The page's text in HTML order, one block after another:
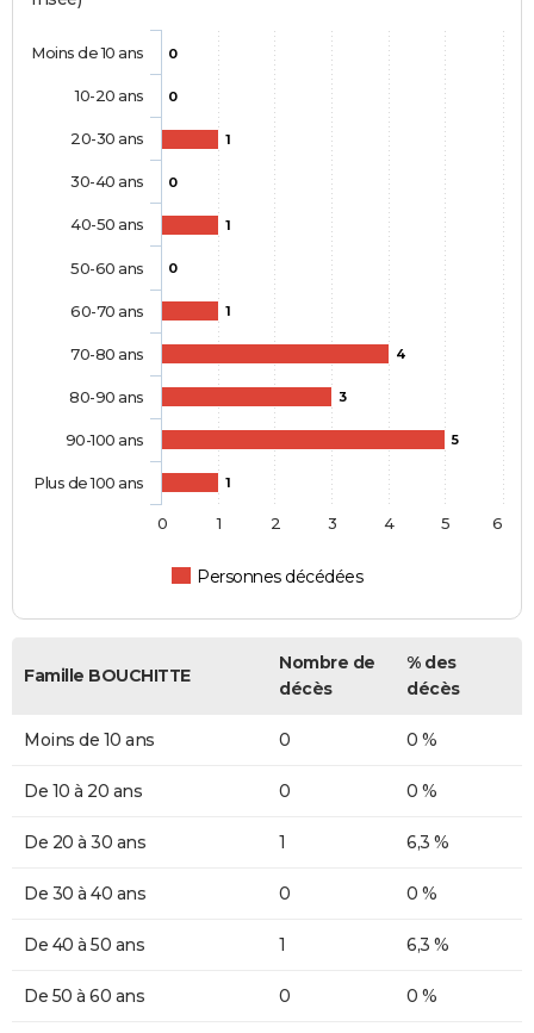
0
0
1
0
1
0
1
4
3
5
1
Personnes décédées
Moins de 10 ans
10-20 ans
20-30 ans
30-40 ans
40-50 ans
50-60 ans
60-70 ans
70-80 ans
80-90 ans
90-100 ans
Plus de 100 ans
0 1 2 3 4 5 6
Famille BOUCHITTE
Nombre de
décès
% des
décès
Moins de 10 ans 0 0 %
De 10 à 20 ans 0 0 %
De 20 à 30 ans 1 6,3 %
De 30 à 40 ans 0 0 %
De 40 à 50 ans 1 6,3 %
De 50 à 60 ans 0 0 %